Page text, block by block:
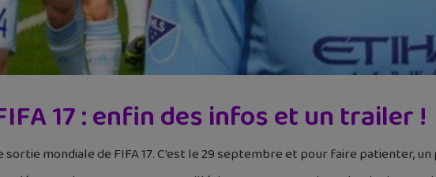
17 : enfin des infos et un trailer !
mondiale de FIFA 17. C’est le 29 septembre et pour faire patienter,